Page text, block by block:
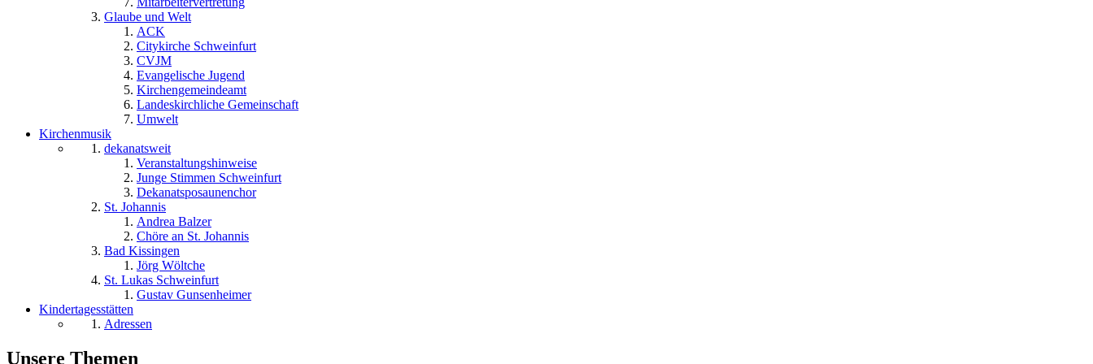
Glaube und Welt
ACK
Citykirche Schweinfurt
CVJM
Evangelische Jugend
Kirchengemeindeamt
Landeskirchliche Gemeinschaft
Umwelt
Kirchenmusik
dekanatsweit
Veranstaltungshinweise
Junge Stimmen Schweinfurt
Dekanatsposaunenchor
St. Johannis
Andrea Balzer
Chöre an St. Johannis
Bad Kissingen
Jörg Wöltche
St. Lukas Schweinfurt
Gustav Gunsenheimer
Kindertagesstätten
Adressen
Unsere Themen